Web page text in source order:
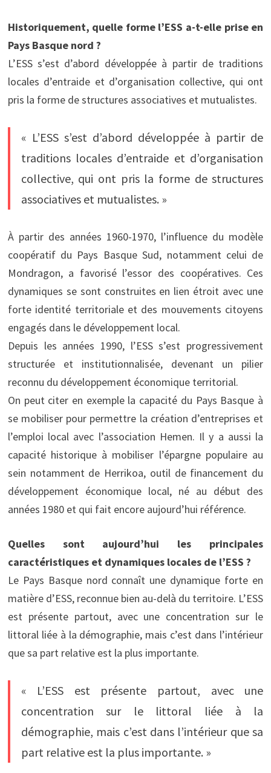
Historiquement, quelle forme l’ESS a-t-elle prise en
Pays Basque nord ?
L’ESS s’est d’abord développée à partir de traditions
locales d’entraide et d’organisation collective, qui ont
pris la forme de structures associatives et mutualistes.
« L’ESS s’est d’abord développée à partir de
traditions locales d’entraide et d’organisation
collective, qui ont pris la forme de structures
associatives et mutualistes. »
À partir des années 1960-1970, l’influence du modèle
coopératif du Pays Basque Sud, notamment celui de
Mondragon, a favorisé l’essor des coopératives. Ces
dynamiques se sont construites en lien étroit avec une
forte identité territoriale et des mouvements citoyens
engagés dans le développement local.
Depuis les années 1990, l’ESS s’est progressivement
structurée et institutionnalisée, devenant un pilier
reconnu du développement économique territorial.
On peut citer en exemple la capacité du Pays Basque à
se mobiliser pour permettre la création d’entreprises et
l’emploi local avec l’association Hemen. Il y a aussi la
capacité historique à mobiliser l’épargne populaire au
sein notamment de Herrikoa, outil de financement du
développement économique local, né au début des
années 1980 et qui fait encore aujourd’hui référence.
Quelles sont aujourd’hui les principales
caractéristiques et dynamiques locales de l’ESS ?
Le Pays Basque nord connaît une dynamique forte en
matière d’ESS, reconnue bien au-delà du territoire. L’ESS
est présente partout, avec une concentration sur le
littoral liée à la démographie, mais c’est dans l’intérieur
que sa part relative est la plus importante.
« L’ESS est présente partout, avec une
concentration sur le littoral liée à la
démographie, mais c’est dans l’intérieur que sa
part relative est la plus importante. »